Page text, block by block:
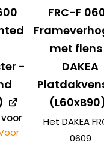
-
FRC-F
met
DAKEA
Het DAKEA
0609